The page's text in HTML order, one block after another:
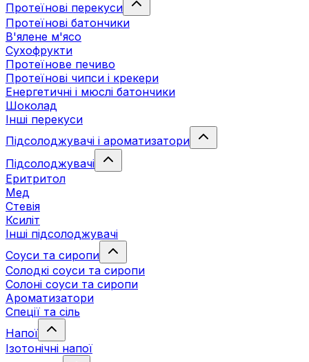
Протеїнові перекуси
Протеїнові батончики
В'ялене м'ясо
Сухофрукти
Протеїнове печиво
Протеїнові чипси і крекери
Енергетичні і мюслі батончики
Шоколад
Інші перекуси
Підсолоджувачі і ароматизатори
Підсолоджувачі
Еритритол
Мед
Стевія
Ксиліт
Інші підсолоджувачі
Соуси та сиропи
Солодкі соуси та сиропи
Солоні соуси та сиропи
Ароматизатори
Спеції та сіль
Напої
Ізотонічні напої